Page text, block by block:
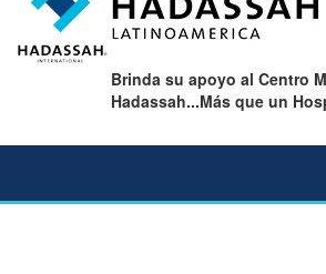
Brinda su apoyo al Centro
Hadassah...Más que un